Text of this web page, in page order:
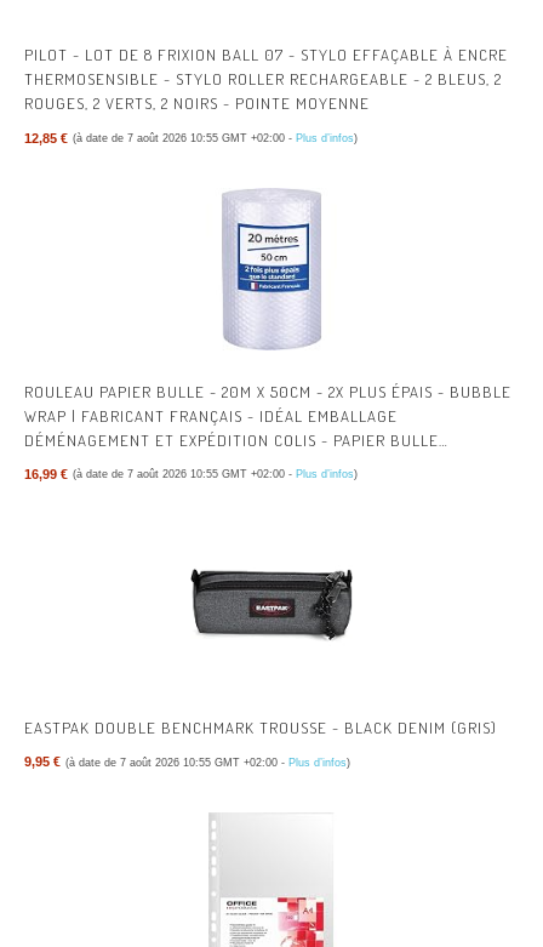
PILOT - LOT DE 8 FRIXION BALL 07 - STYLO EFFAÇABLE À ENCRE
THERMOSENSIBLE - STYLO ROLLER RECHARGEABLE - 2 BLEUS, 2
ROUGES, 2 VERTS, 2 NOIRS - POINTE MOYENNE
12,85 € (à date de 7 août 2026 10:55 GMT +02:00 - Plus d’infos)
ROULEAU PAPIER BULLE - 20M X 50CM - 2X PLUS ÉPAIS - BUBBLE
WRAP | FABRICANT FRANÇAIS - IDÉAL EMBALLAGE
DÉMÉNAGEMENT ET EXPÉDITION COLIS - PAPIER BULLE
ÉPAISSEUR RENFORCÉE
16,99 € (à date de 7 août 2026 10:55 GMT +02:00 - Plus d’infos)
EASTPAK DOUBLE BENCHMARK TROUSSE - BLACK DENIM (GRIS)
9,95 € (à date de 7 août 2026 10:55 GMT +02:00 - Plus d’infos)